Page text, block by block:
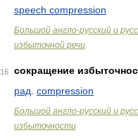
speech compression
Большой англо-русский и
избыточной речи
16
сокращение
рад compression
Большой англо-русский и
избыточности